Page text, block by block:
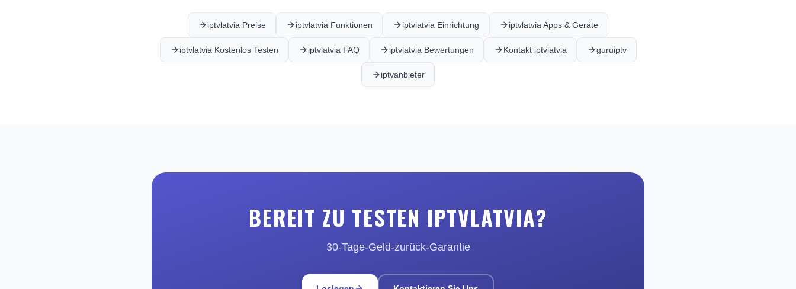
iptvlatvia Preise iptvlatvia Funktionen iptvlatvia Einrichtung iptvlatvia Apps & Geräte
iptvlatvia Kostenlos Testen iptvlatvia FAQ iptvlatvia Bewertungen Kontakt iptvlatvia guruiptv
iptvanbieter
BEREIT ZU TESTEN IPTVLATVIA?
30-Tage-Geld-zurück-Garantie